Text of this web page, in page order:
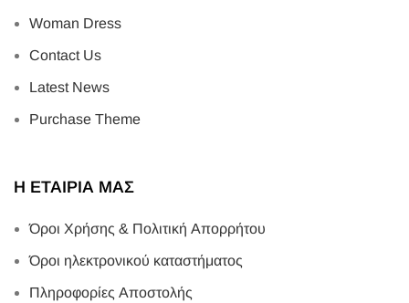
Woman Dress
Contact Us
Latest News
Purchase Theme
Η ΕΤΑΙΡΙΑ ΜΑΣ
Όροι Χρήσης & Πολιτική Απορρήτου
Όροι ηλεκτρονικού καταστήματος
Πληροφορίες Αποστολής